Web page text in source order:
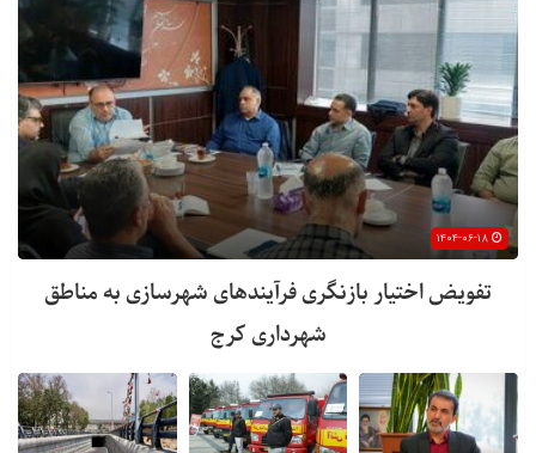
تفویض اختیار بازنگری فرآیندهای شهرسازی به مناطق
شهرداری کرج